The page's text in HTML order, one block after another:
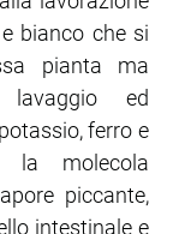
bianco che si
pianta ma
ed
ferro e
la molecola
piccante,
intestinale e